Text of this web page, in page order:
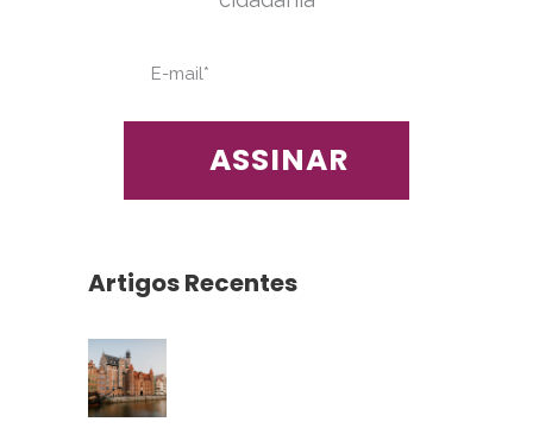
Artigos Recentes